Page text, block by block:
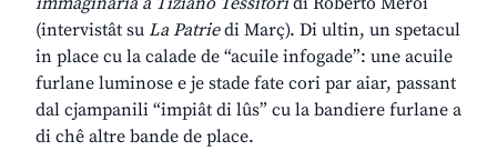
(intervistât su La Patriedi Març). Di ultin, un spetacul
in place cu la calade de “acuile infogade”: une acuile
furlane luminose e je stade fate cori par aiar, passant
dal cjampanili “impiât di lûs” cu la bandiere furlane a
di chê altre bande de place.